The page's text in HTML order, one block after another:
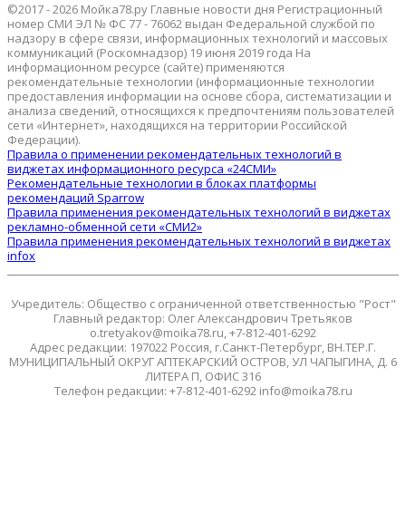
©2017 - 2026 Мойка78.ру Главные новости дня Регистрационный
номер СМИ ЭЛ № ФС 77 - 76062 выдан Федеральной службой по
надзору в сфере связи, информационных технологий и массовых
коммуникаций (Роскомнадзор) 19 июня 2019 года На
информационном ресурсе (сайте) применяются
рекомендательные технологии (информационные технологии
предоставления информации на основе сбора, систематизации и
анализа сведений, относящихся к предпочтениям пользователей
сети «Интернет», находящихся на территории Российской
Федерации).
Правила о применении рекомендательных технологий в
виджетах информационного ресурса «24СМИ»
Рекомендательные технологии в блоках платформы
рекомендаций Sparrow
Правила применения рекомендательных технологий в виджетах
рекламно-обменной сети «СМИ2»
Правила применения рекомендательных технологий в виджетах
infox
Учредитель: Общество с ограниченной ответственностью "Рост"
Главный редактор: Олег Александрович Третьяков
o.tretyakov@moika78.ru, +7-812-401-6292
Адрес редакции: 197022 Россия, г.Санкт-Петербург, ВН.ТЕР.Г.
МУНИЦИПАЛЬНЫЙ ОКРУГ АПТЕКАРСКИЙ ОСТРОВ, УЛ ЧАПЫГИНА, Д. 6
ЛИТЕРА П, ОФИС 316
Телефон редакции: +7-812-401-6292 info@moika78.ru